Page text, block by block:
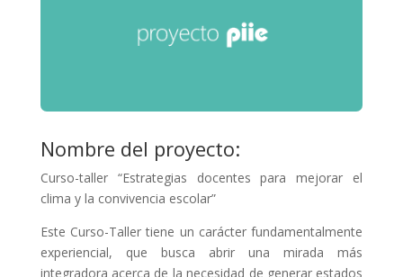
Nombre del proyecto:
Curso-taller “Estrategias docentes para mejorar el
clima y la convivencia escolar”
Este Curso-Taller tiene un carácter fundamentalmente
experiencial, que busca abrir una mirada más
integradora acerca de la necesidad de generar estados